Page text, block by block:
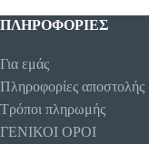
ΠΡΟΣΘΉΚΗ ΣΤΟ
ΠΛΗΡΟΦΟΡΊΕΣ
Για εμάς
Πληροφορίες αποστολής
Τρόποι πληρωμής
ΓΕΝΙΚΟΙ ΟΡΟΙ